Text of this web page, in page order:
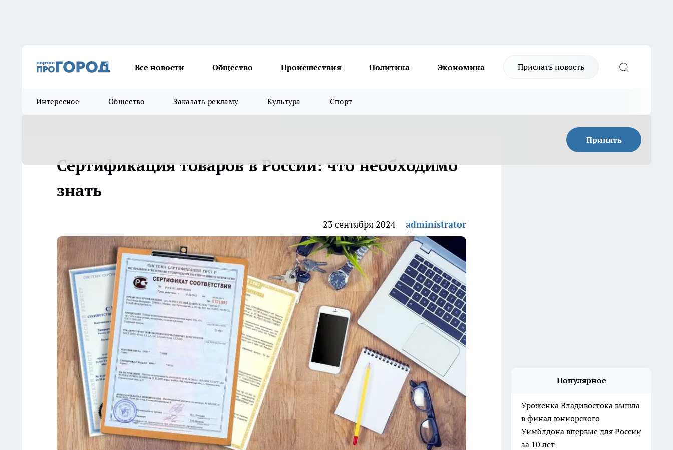
Все новости Общество Происшествия Политика Экономика Прислать новость
Интересное Общество Заказать рекламу Культура Спорт
Принять
Сертификация товаров в России: что необходимо
знать
23 сентября 2024 administrator
Популярное
Уроженка Владивостока вышла
в финал юниорского
Уимблдона впервые для России
за 10 лет